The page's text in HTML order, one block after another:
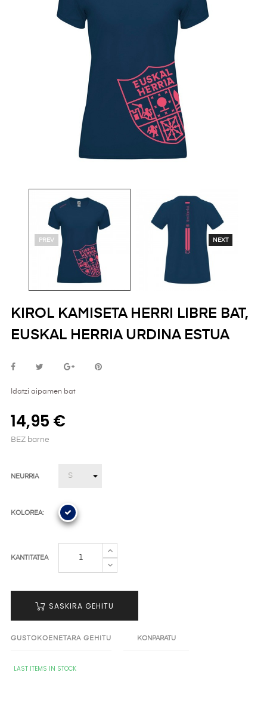
PREV NEXT
KIROL KAMISETA HERRI LIBRE BAT,
EUSKAL HERRIA URDINA ESTUA
Idatzi aipamen bat
14,95 €
BEZ barne
NEURRIA
KOLOREA:
KANTITATEA
SASKIRA GEHITU
GUSTOKOENETARA GEHITU KONPARATU
LAST ITEMS IN STOCK